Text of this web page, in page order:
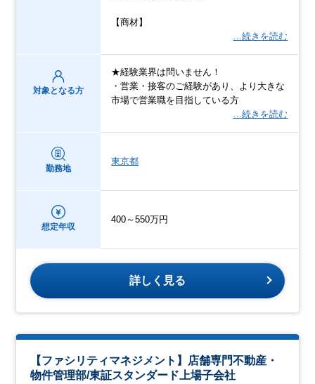
【商材】
…続きを読む
対象となる方
★経験業界は問いません！
・営業・接客のご経験があり、より大きな
市場で営業職を目指している方
…続きを読む
勤務地
東京都
想定年収
400～550万円
詳しく見る
【ファシリティマネジメント】店舗専門不動産・
物件管理部/東証スタンダード上場子会社